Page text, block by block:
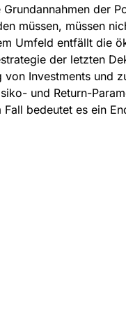
der
müssen, müssen
Umfeld entfällt die
der letzten
Investments und
und Return-
bedeutet es ein